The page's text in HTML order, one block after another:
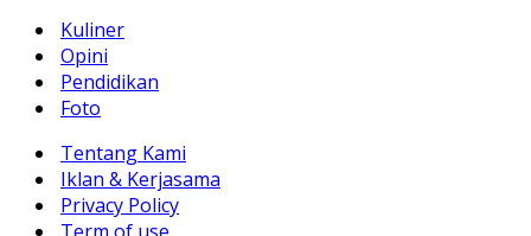
Kuliner
Opini
Pendidikan
Foto
Tentang Kami
Iklan & Kerjasama
Privacy Policy